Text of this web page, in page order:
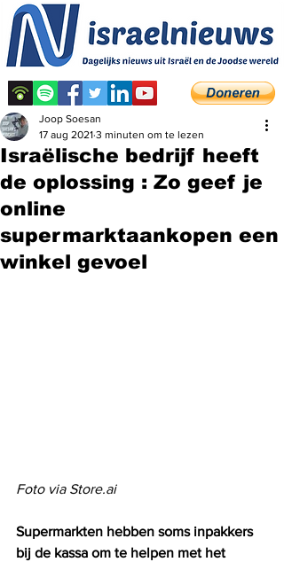
Israëlische bedrijf heeft
de oplossing : Zo geef je
online
supermarktaankopen een
winkel gevoel
Joop Soesan
17 aug 2021 3 minuten om te lezen
Foto via Store.ai
Supermarkten hebben soms inpakkers
bij de kassa om te helpen met het